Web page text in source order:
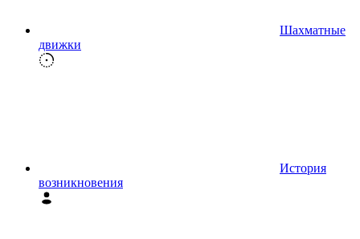
Шахматные
движки
История
возникновения